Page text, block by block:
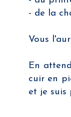
- de la
Vous
En
cuir en
et je suis